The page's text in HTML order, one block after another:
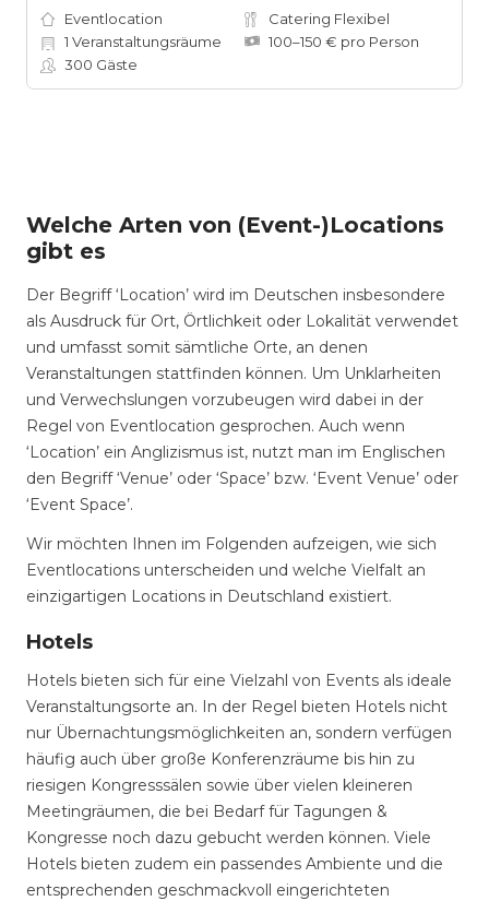
Eventlocation
Catering Flexibel
1 Veranstaltungsräume
100–150 € pro Person
300 Gäste
Welche Arten von (Event-)Locations
gibt es
Der Begriff ‘Location’ wird im Deutschen insbesondere
als Ausdruck für Ort, Örtlichkeit oder Lokalität verwendet
und umfasst somit sämtliche Orte, an denen
Veranstaltungen stattfinden können. Um Unklarheiten
und Verwechslungen vorzubeugen wird dabei in der
Regel von Eventlocation gesprochen. Auch wenn
‘Location’ ein Anglizismus ist, nutzt man im Englischen
den Begriff ‘Venue’ oder ‘Space’ bzw. ‘Event Venue’ oder
‘Event Space’.
Wir möchten Ihnen im Folgenden aufzeigen, wie sich
Eventlocations unterscheiden und welche Vielfalt an
einzigartigen Locations in Deutschland existiert.
Hotels
Hotels bieten sich für eine Vielzahl von Events als ideale
Veranstaltungsorte an. In der Regel bieten Hotels nicht
nur Übernachtungsmöglichkeiten an, sondern verfügen
häufig auch über große Konferenzräume bis hin zu
riesigen Kongresssälen sowie über vielen kleineren
Meetingräumen, die bei Bedarf für Tagungen &
Kongresse noch dazu gebucht werden können. Viele
Hotels bieten zudem ein passendes Ambiente und die
entsprechenden geschmackvoll eingerichteten